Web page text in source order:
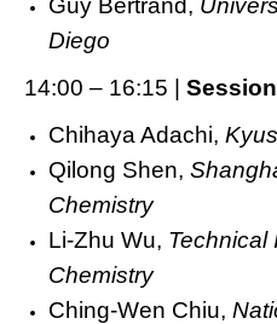
Guy Bertrand,
Diego
14:00 – 16:15 |
Chihaya Adachi,
Qilong Shen,
Chemistry
Li-Zhu Wu, Technical
Chemistry
Ching-Wen Chiu,